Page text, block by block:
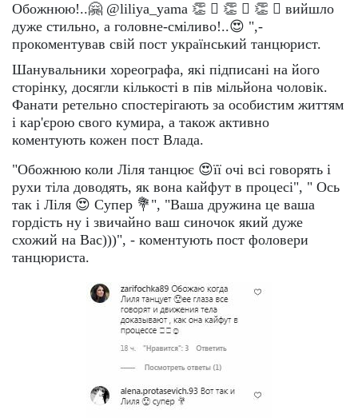
Обожнюю!..🤗 @liliya_yama 👏 🏻 👏 🏻 👏 🏻 вийшло
дуже стильно, а головне-сміливо!..😍 ",-
прокоментував свій пост український танцюрист.
Шанувальники хореографа, які підписані на його
сторінку, досягли кількості в пів мільйона чоловік.
Фанати ретельно спостерігають за особистим життям
і кар'єрою свого кумира, а також активно
коментують кожен пост Влада.
"Обожнюю коли Ліля танцює 😍її очі всі говорять і
рухи тіла доводять, як вона кайфут в процесі️️", " Ось
так і Ліля 😍 Супер 💐", "Ваша дружина це ваша
гордість ну і звичайно ваш синочок який дуже
схожий на Вас)))", - коментують пост фоловери
танцюриста.